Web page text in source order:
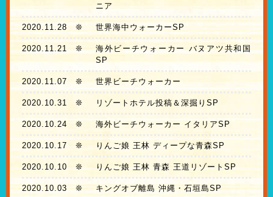
ニア
2020.11.28 ❊ 世界海中ウォーカーSP
2020.11.21 ❊
海外ビーチウォーカー バヌアツ共和国
SP
2020.11.07 ❊ 世界ビーチウォーカー
2020.10.31 ❊ リゾートホテル投稿＆深掘りSP
2020.10.24 ❊ 海外ビーチウォーカー イタリアSP
2020.10.17 ❊ りんご娘 王林 ディープな青森SP
2020.10.10 ❊ りんご娘 王林 青森 王道リゾートSP
2020.10.03❊ キングオブ離島 沖縄・石垣島SP